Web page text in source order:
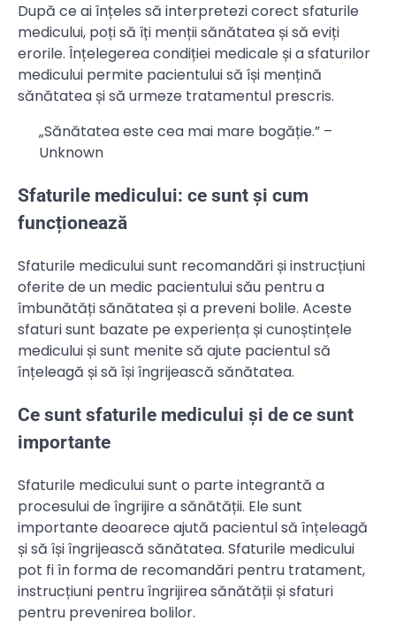
După ce ai înțeles să interpretezi corect sfaturile
medicului, poți să îți menții sănătatea și să eviți
erorile. Înțelegerea condiției medicale și a sfaturilor
medicului permite pacientului să își mențină
sănătatea și să urmeze tratamentul prescris.
„Sănătatea este cea mai mare bogăție.” –
Unknown
Sfaturile medicului: ce sunt și cum
funcționează
Sfaturile medicului sunt recomandări și instrucțiuni
oferite de un medic pacientului său pentru a
îmbunătăți sănătatea și a preveni bolile. Aceste
sfaturi sunt bazate pe experiența și cunoștințele
medicului și sunt menite să ajute pacientul să
înțeleagă și să își îngrijească sănătatea.
Ce sunt sfaturile medicului și de ce sunt
importante
Sfaturile medicului sunt o parte integrantă a
procesului de îngrijire a sănătății. Ele sunt
importante deoarece ajută pacientul să înțeleagă
și să își îngrijească sănătatea. Sfaturile medicului
pot fi în forma de recomandări pentru tratament,
instrucțiuni pentru îngrijirea sănătății și sfaturi
pentru prevenirea bolilor.